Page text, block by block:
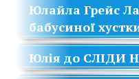
Юлайла Грейс
бабусиної
Юлія до СЛІДИ